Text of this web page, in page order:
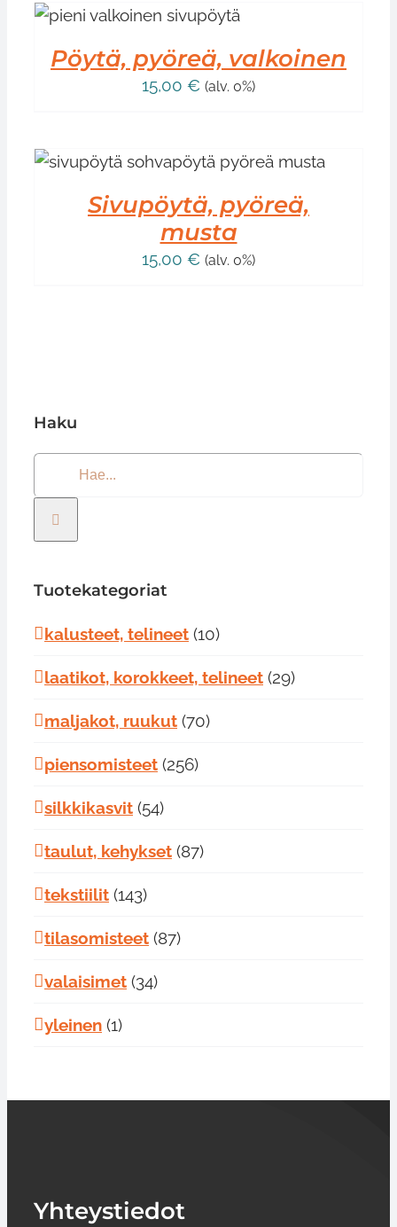
Pöytä, pyöreä, valkoinen
15,00 € (alv. 0%)
Sivupöytä, pyöreä,
musta
15,00 € (alv. 0%)
Haku
...
Tuotekategoriat
kalusteet, telineet (10)
laatikot, korokkeet, telineet (29)
maljakot, ruukut (70)
piensomisteet (256)
silkkikasvit (54)
taulut, kehykset (87)
tekstiilit (143)
tilasomisteet (87)
valaisimet (34)
yleinen (1)
Yhteystiedot